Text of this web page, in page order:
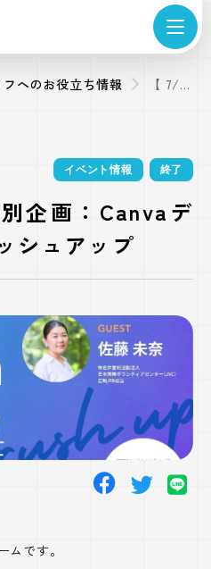
へのお役立ち情報
【7/17
画：
デザイ
ップ
イベント情報 終了
企画：Canvaデ
シュアップ
ムです。